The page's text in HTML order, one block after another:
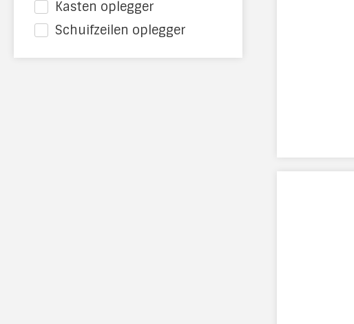
geladen kan worden indien noodzakelijk.
Daarnaast zijn er verschillende extra opties
mogelijk:
Kasten oplegger
Schuifzeilen oplegger